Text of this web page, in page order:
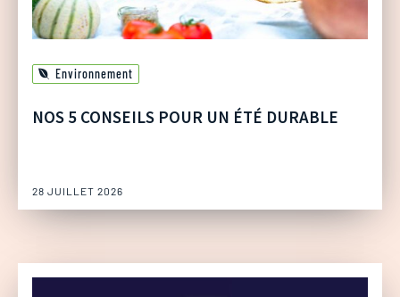
Environnement
NOS 5 CONSEILS POUR UN ÉTÉ DURABLE
28 JUILLET 2026